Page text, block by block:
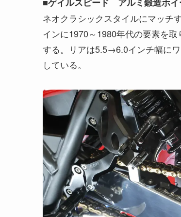
ネオクラシックスタイルにマッチ
インに1970～1980年代の要素を
する。リアは5.5→6.0インチ幅に
している。